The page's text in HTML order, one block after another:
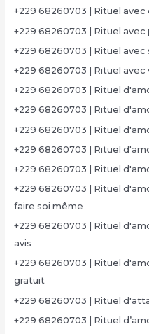
+229 68260703 | Rituel avec
+229 68260703 | Rituel avec
+229 68260703 | Rituel avec
+229 68260703 | Rituel
+229 68260703 | Rituel
+229 68260703 | Rituel
+229 68260703 | Rituel
+229 68260703 | Rituel
+229 68260703 | Rituel
+229 68260703 | Rituel
faire soi même
+229 68260703 | Rituel
avis
+229 68260703 | Rituel
gratuit
+229 68260703 | Rituel
+229 68260703 | Rituel